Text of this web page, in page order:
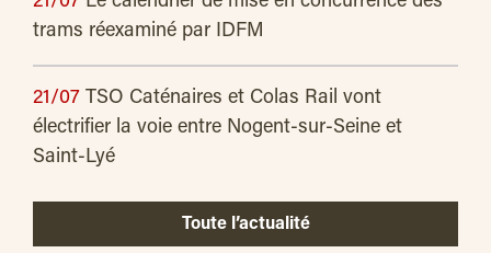
trams réexaminé par IDFM
21/07 TSO Caténaires et Colas Rail vont
électrifier la voie entre Nogent-sur-Seine et
Saint-Lyé
Toute l’actualité